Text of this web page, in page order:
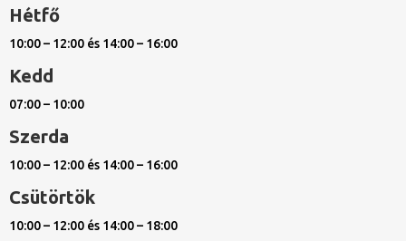
Hétfő
10:00 – 12:00 és 14:00 – 16:00
Kedd
07:00 – 10:00
Szerda
10:00 – 12:00 és 14:00 – 16:00
Csütörtök
10:00 – 12:00 és 14:00 – 18:00